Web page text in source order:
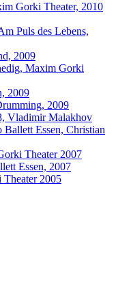
Gorki Theater, 2010
Puls des Lebens,
2009
Maxim Gorki
2009
2009
Vladimir Malakhov
Essen, Christian
Theater 2007
Essen, 2007
2005